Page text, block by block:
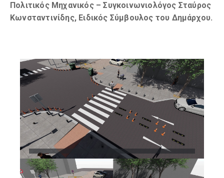
Πολιτικός Μηχανικός – Συγκοινωνιολόγος Σταύρος
Κωνσταντινίδης, Ειδικός Σύμβουλος του Δημάρχου.